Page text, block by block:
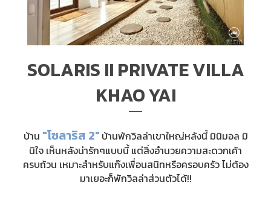
SOLARIS II PRIVATE VILLA
KHAO YAI
บ้าน "โซลาริส 2" บ้านพักวิลล่าเขาใหญ่หลังนี้ มินิมอล มิ
นิใจ เห็นหลังน่ารักๆแบบนี้ แต่สิ่งอำนวยความสะดวกเค้า
ครบถ้วน เหมาะสำหรับแก๊งเพื่อนสนิทหรือครอบครัว ไม่ต้อง
มาเยอะก็พักวิลล่าส่วนตัวได้!!